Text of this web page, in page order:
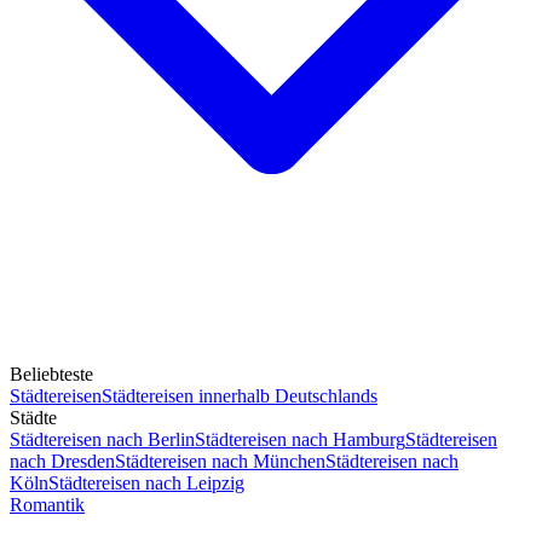
Beliebteste
StädtereisenStädtereisen innerhalb Deutschlands
Städte
Städtereisen nach BerlinStädtereisen nach HamburgStädtereisen
nach DresdenStädtereisen nach MünchenStädtereisen nach
KölnStädtereisen nach Leipzig
Romantik